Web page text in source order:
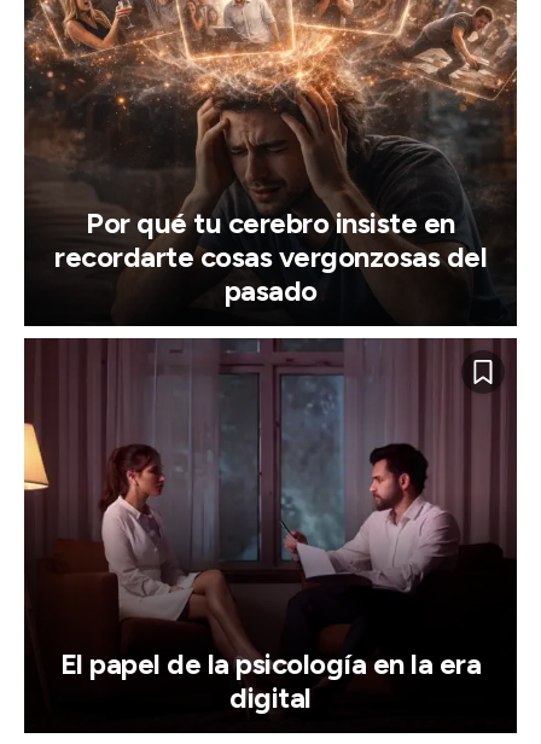
Por qué tu cerebro insiste en
recordarte cosas vergonzosas del
pasado
El papel de la psicología en la era
digital